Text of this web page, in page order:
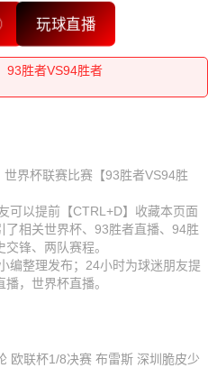
玩球直播
93胜者VS94胜者
93胜者VS94胜者
胜者VS94胜者
胜者VS94胜者
胜者VS94胜者
93胜者VS94胜者
胜者VS94胜者
93胜者VS94胜者
93胜者VS94胜者
界杯联赛比赛【93胜者VS94胜
可以提前【CTRL+D】收藏本页面
了相关世界杯、93胜者直播、94胜
锋、两队赛程。
编整理发布；24小时为球迷朋友提
，世界杯直播。
欧联杯1/8决赛 布雷斯 深圳脆皮少